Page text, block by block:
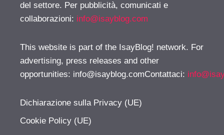
del settore. Per pubblicità, comunicati e
collaborazioni: info@isayblog.com
This website is part of the IsayBlog! network. For
advertising, press releases and other
opportunities: info@isayblog.comContattaci:
Dichiarazione sulla Privacy (UE)
Cookie Policy (UE)